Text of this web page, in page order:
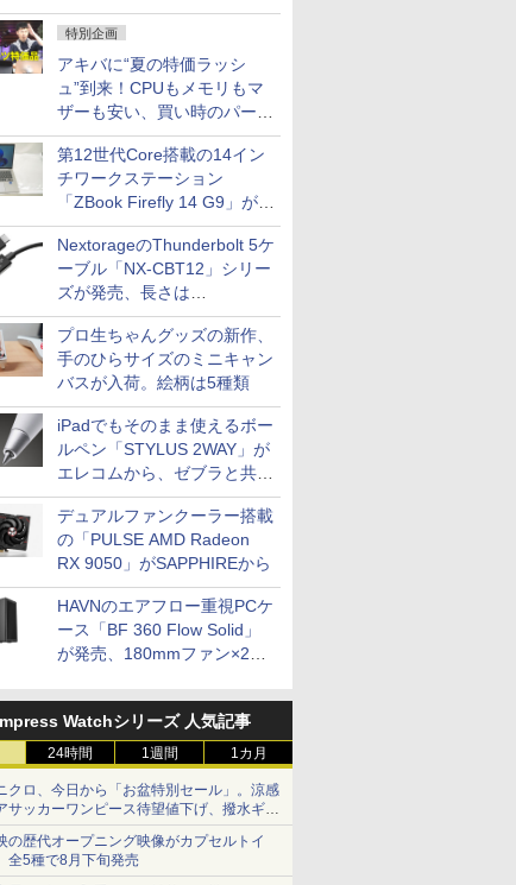
特別企画
アキバに“夏の特価ラッシ
ュ”到来！CPUもメモリもマ
ザーも安い、買い時のパーツ
は？【8月7日(金)22時配信】
第12世代Core搭載の14イン
チワークステーション
「ZBook Firefly 14 G9」が
79,800円！秋葉原で中古PC
セール
NextorageのThunderbolt 5ケ
ーブル「NX-CBT12」シリー
ズが発売、長さは
30cm/50cm/1mの3種類
プロ生ちゃんグッズの新作、
手のひらサイズのミニキャン
バスが入荷。絵柄は5種類
iPadでもそのまま使えるボー
ルペン「STYLUS 2WAY」が
エレコムから、ゼブラと共同
開発
デュアルファンクーラー搭載
の「PULSE AMD Radeon
RX 9050」がSAPPHIREから
HAVNのエアフロー重視PCケ
ース「BF 360 Flow Solid」
が発売、180mmファン×2搭
Watchシリーズ 人気記事
24時間 1週間 1カ月
クロ、今日から「お盆特別セール」。涼感
サッカーワンピース待望値下げ、撥水ギア
ーツは1990円に
の歴代オープニング映像がカプセルトイ
全5種で8月下旬発売